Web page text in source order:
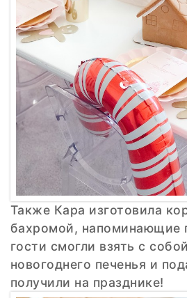
Также Кара изготовила
бахромой, напоминающие
гости смогли взять с
новогоднего печенья и
получили на празднике!